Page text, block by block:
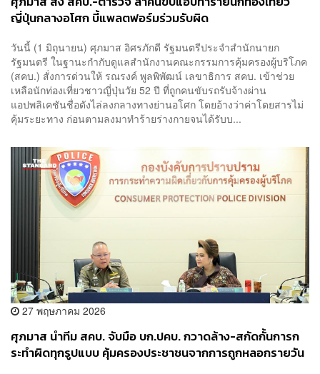
ญี่ปุ่นกลางอโศก บี้แพลตฟอร์มร่วมรับผิด
วันนี้ (1 มิถุนายน) ศุภมาส อิศรภักดี รัฐมนตรีประจำสำนักนายก
รัฐมนตรี ในฐานะกำกับดูแลสำนักงานคณะกรรมการคุ้มครองผู้บริโภค
(สคบ.) สั่งการด่วนให้ รณรงค์ พูลพิพัฒน์ เลขาธิการ สคบ. เข้าช่วย
เหลือนักท่องเที่ยวชาวญี่ปุ่นวัย 52 ปี ที่ถูกคนขับรถรับจ้างผ่าน
แอปพลิเคชันชื่อดังไล่ลงกลางทางย่านอโศก โดยอ้างว่าค่าโดยสารไม่
คุ้มระยะทาง ก่อนตามลงมาทำร้ายร่างกายจนได้รับบ...
27 พฤษภาคม 2026
ศุภมาส นำทีม สคบ. จับมือ บก.ปคบ. กวาดล้าง-สกัดกั้นการก
ระทำผิดทุกรูปแบบ คุ้มครองประชาชนจากการถูกหลอกรายวัน